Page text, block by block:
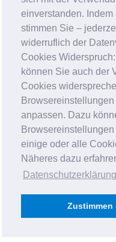
einverstanden. Indem
stimmen Sie –
widerruflich der
Cookies
können Sie auch der
Cookies
anpassen. Dazu
einige oder alle
Näheres dazu
Zustimmen